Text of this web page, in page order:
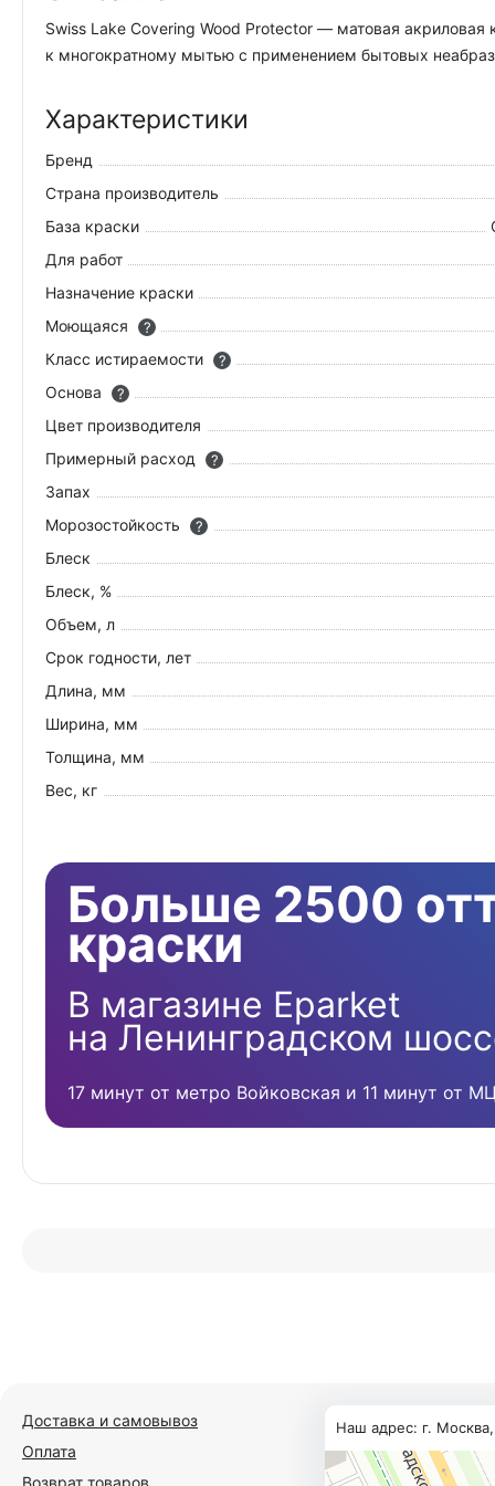
Swiss Lake Covering Wood Protector — матовая
к многократному мытью с применением бытовых
Характеристики
Бренд
Страна производитель
База краски
Для работ
Назначение краски
Моющаяся
?
Класс истираемости
?
Основа
?
Цвет производителя
Примерный расход
?
Запах
Морозостойкость
?
Блеск
Блеск, %
Объем, л
Срок годности, лет
Длина, мм
Ширина, мм
Толщина, мм
Вес, кг
Больше 2500
краски
В магазине Eparket
на Ленинградском
17 минут от метро Войковская и 11 минут от
Доставка и самовывоз
Оплата
Возврат товаров
Наш адрес: г.